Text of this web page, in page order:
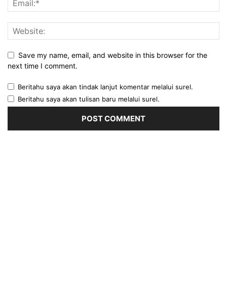
Save my name, email, and website in this browser for the
next time I comment.
Beritahu saya akan tindak lanjut komentar melalui surel.
Beritahu saya akan tulisan baru melalui surel.